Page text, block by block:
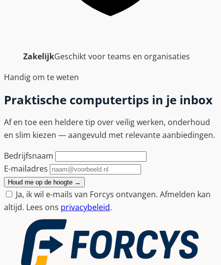
ZakelijkGeschikt voor teams en organisaties
Handig om te weten
Praktische computertips in je inbox
Af en toe een heldere tip over veilig werken, onderhoud
en slim kiezen — aangevuld met relevante aanbiedingen.
Bedrijfsnaam
E-mailadres
Houd me op de hoogte →
Ja, ik wil e-mails van Forcys ontvangen. Afmelden kan
altijd. Lees ons privacybeleid.